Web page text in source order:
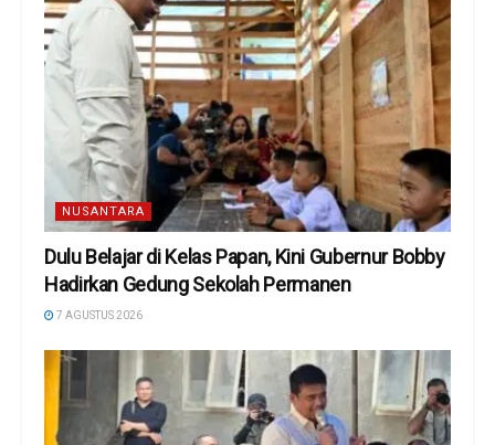
NUSANTARA
Dulu Belajar di Kelas Papan, Kini Gubernur Bobby
Hadirkan Gedung Sekolah Permanen
7 AGUSTUS 2026